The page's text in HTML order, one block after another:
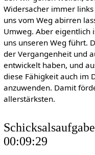
Widersacher immer
uns vom Weg abirren
Umweg. Aber eigentlich
uns unseren Weg führt.
der Vergangenheit und
entwickelt haben, und
diese Fähigkeit auch im
anzuwenden. Damit
allerstärksten.
00:09:29